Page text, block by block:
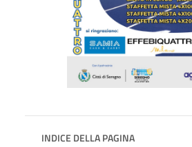
INDICE DELLA PAGINA